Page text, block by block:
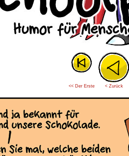
<< Der Erste < Zurück